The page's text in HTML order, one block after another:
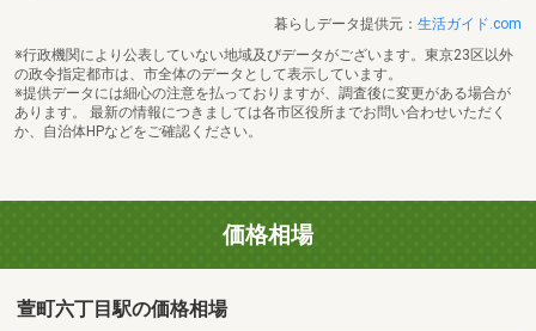
暮らしデータ提供元： 生活ガイド.com
※行政機関により公表していない地域及びデータがございます。東京23区以外
の政令指定都市は、市全体のデータとして表示しています。
※提供データには細心の注意を払っておりますが、調査後に変更がある場合が
あります。 最新の情報につきましては各市区役所までお問い合わせいただく
か、自治体HPなどをご確認ください。
価格相場
萱町六丁目駅の価格相場